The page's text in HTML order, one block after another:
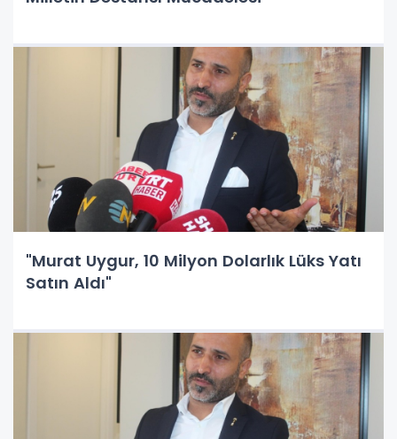
"Murat Uygur, 10 Milyon Dolarlık Lüks Yatı
Satın Aldı"